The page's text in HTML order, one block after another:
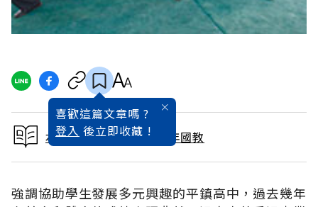
喜歡這篇文章嗎 ?
登入 後立即收藏 !
本文出自30分鐘看懂12年國教
強調協助學生發展多元興趣的平鎮高中，過去幾年